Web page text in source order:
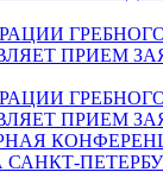
ПРИЕМ
ПРИЕМ